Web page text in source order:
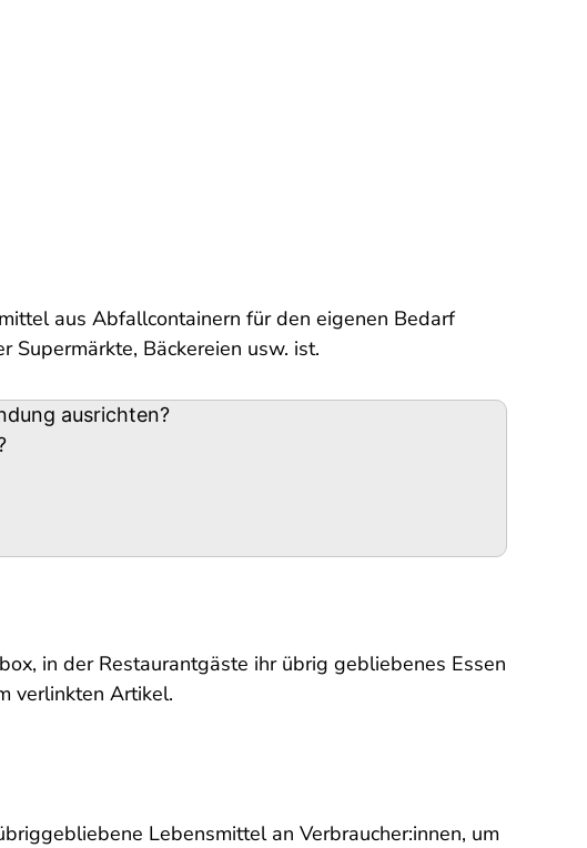
aus Abfallcontainern für den eigenen Bedarf
Bäckereien usw. ist.
ausrichten?
in der Restaurantgäste ihr übrig gebliebenes Essen
verlinkten Artikel.
Lebensmittel an Verbraucher:innen, um